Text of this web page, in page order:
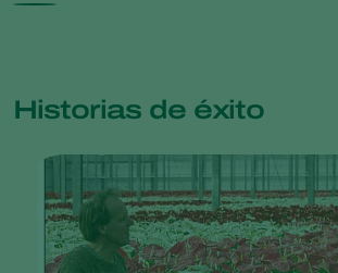
Historias de éxito